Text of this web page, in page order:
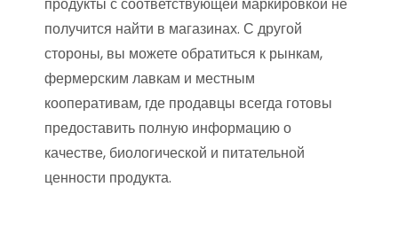
получится найти в магазинах. С другой
стороны, вы можете обратиться к рынкам,
фермерским лавкам и местным
кооперативам, где продавцы всегда готовы
предоставить полную информацию о
качестве, биологической и питательной
ценности продукта.